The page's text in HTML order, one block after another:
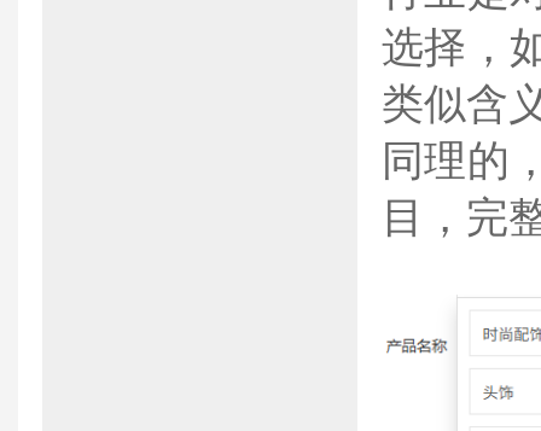
选择，
类似含
同理的
目，完